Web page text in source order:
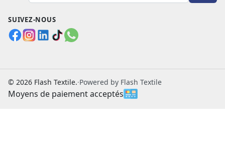
SUIVEZ-NOUS
© 2026 Flash Textile.·Powered by Flash Textile
Moyens de paiement acceptés